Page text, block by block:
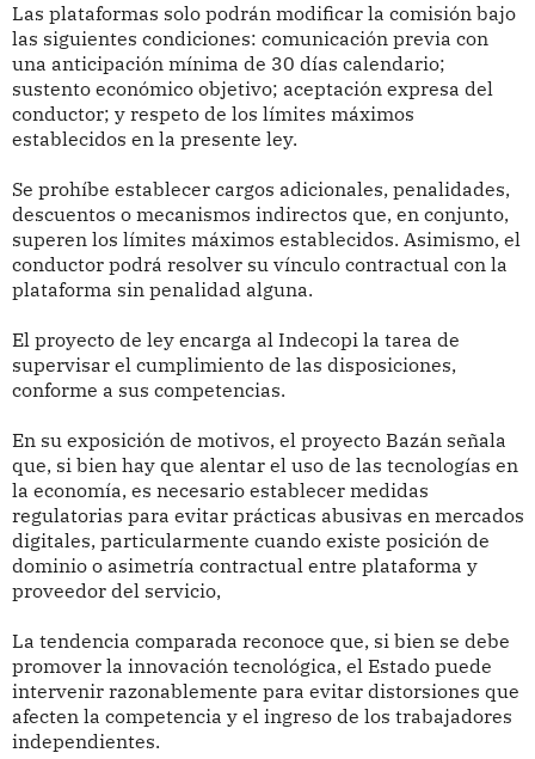
Las plataformas solo podrán modificar la comisión bajo
las siguientes condiciones: comunicación previa con
una anticipación mínima de 30 días calendario;
sustento económico objetivo; aceptación expresa del
conductor; y respeto de los límites máximos
establecidos en la presente ley.
Se prohíbe establecer cargos adicionales, penalidades,
descuentos o mecanismos indirectos que, en conjunto,
superen los límites máximos establecidos. Asimismo, el
conductor podrá resolver su vínculo contractual con la
plataforma sin penalidad alguna.
El proyecto de ley encarga al Indecopi la tarea de
supervisar el cumplimiento de las disposiciones,
conforme a sus competencias.
En su exposición de motivos, el proyecto Bazán señala
que, si bien hay que alentar el uso de las tecnologías en
la economía, es necesario establecer medidas
regulatorias para evitar prácticas abusivas en mercados
digitales, particularmente cuando existe posición de
dominio o asimetría contractual entre plataforma y
proveedor del servicio,
La tendencia comparada reconoce que, si bien se debe
promover la innovación tecnológica, el Estado puede
intervenir razonablemente para evitar distorsiones que
afecten la competencia y el ingreso de los trabajadores
independientes.